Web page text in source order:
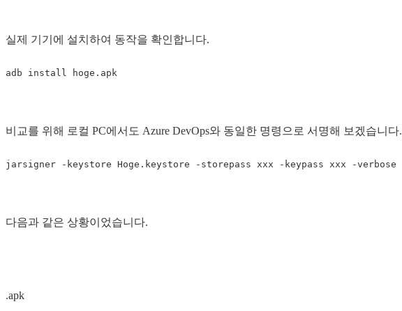
실제 기기에 설치하여 동작을 확인합니다.
비교를 위해 로컬 PC에서도 Azure DevOps와 동일한 명령으로 서명해 보겠습니다.
다음과 같은 상황이었습니다.
.apk